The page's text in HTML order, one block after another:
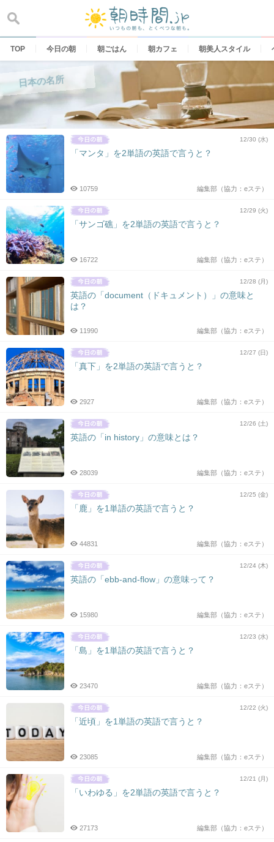
content
TOP 今日の朝 朝ごはん 朝カフェ 朝美人スタイル
日本の名所
12/30 (水)
「マンタ」を2単語の英語で言うと？
編集部（協力：eステ）
10759
12/29 (火)
「サンゴ礁」を2単語の英語で言うと？
編集部（協力：eステ）
16722
12/28 (月)
英語の「document（ドキュメント）」の意味と
は？
編集部（協力：eステ）
11990
12/27 (日)
「真下」を2単語の英語で言うと？
編集部（協力：eステ）
2927
12/26 (土)
英語の「in history」の意味とは？
編集部（協力：eステ）
28039
12/25 (金)
「鹿」を1単語の英語で言うと？
編集部（協力：eステ）
44831
12/24 (木)
英語の「ebb-and-flow」の意味って？
編集部（協力：eステ）
15980
12/23 (水)
「島」を1単語の英語で言うと？
編集部（協力：eステ）
23470
12/22 (火)
「近頃」を1単語の英語で言うと？
編集部（協力：eステ）
23085
12/21 (月)
「いわゆる」を2単語の英語で言うと？
編集部（協力：eステ）
27173